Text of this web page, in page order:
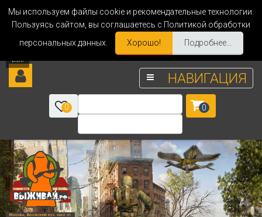
Мы используем файлы cookie и рекомендательные технологии.
Пользуясь сайтом, вы соглашаетесь с Политикой обработки
персональных данных.
Хорошо! Подробнее...
НАВИГАЦИЯ
0 0